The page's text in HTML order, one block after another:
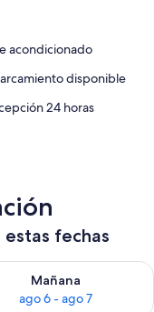
acondicionado
disponible
24 horas
fechas
ago 5 - ago 6
Mañana
ago 6 - ago 7
la disponibilidad